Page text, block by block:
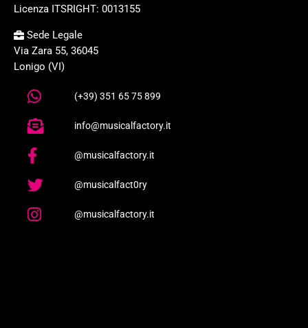
Licenza ITSRIGHT: 0013155
Sede Legale
Via Zara 55, 36045
Lonigo (VI)
(+39) 351 65 75 899
info@musicalfactory.it
@musicalfactory.it
@musicalfact0ry
@musicalfactory.it